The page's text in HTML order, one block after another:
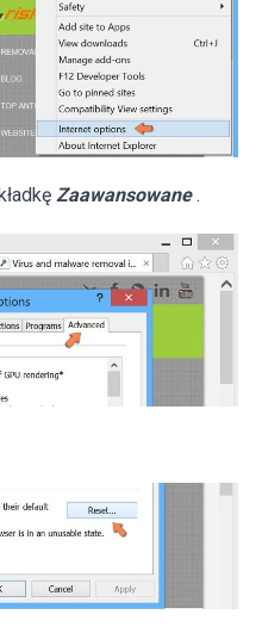
Zaawansowane .